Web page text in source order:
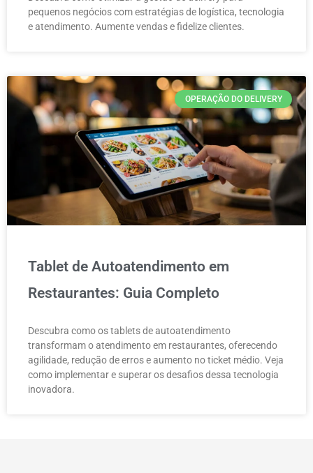
pequenos negócios com estratégias de logística, tecnologia
e atendimento. Aumente vendas e fidelize clientes.
OPERAÇÃO DO DELIVERY
Tablet de Autoatendimento em
Restaurantes: Guia Completo
Descubra como os tablets de autoatendimento
transformam o atendimento em restaurantes, oferecendo
agilidade, redução de erros e aumento no ticket médio. Veja
como implementar e superar os desafios dessa tecnologia
inovadora.